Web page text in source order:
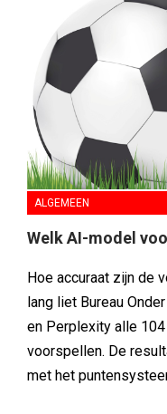
ALGEMEEN
Welk AI-model
Hoe accuraat zijn de
lang liet Bureau
en Perplexity alle
voorspellen. De
met het